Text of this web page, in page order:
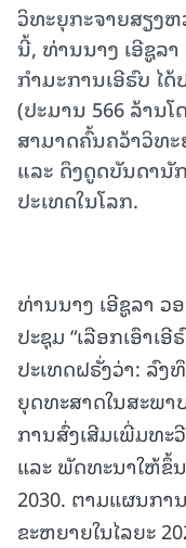
ວິທະຍຸກະຈາຍສຽງ
ນີ້, ທ່ານນາງ ເອີຊູລ
ກຳມະການເອີຣົບ ໄດ້
(ປະມານ 566 ລ້ານ
ສາມາດຄົ້ນຄວ້າວິທະ
ແລະ ດຶງດູດບັນດາ
ປະເທດໃນໂລກ.
ທ່ານນາງ ເອີຊູລາ ວ
ປະຊຸມ “ເລືອກເອົາເ
ປະເທດຝຣັ່ງວ່າ: ລົ
ຍຸດທະສາດໃນສະພາ
ການສົ່ງເສີມເພີ່ມທ
ແລະ ພັດທະນາໃຫ້ຂຶ້
2030. ຕາມແຜນກາ
ຂະຫຍາຍໃນໄລຍະ